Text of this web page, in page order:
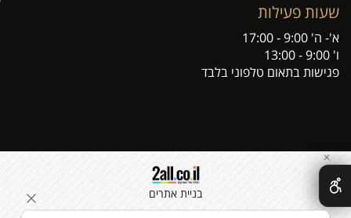
שעות פעילות
א'- ה' 9:00 - 17:00
ו' 9:00 - 13:00
פגישות בתאום טלפוני בלבד
בניית אתרים
✕